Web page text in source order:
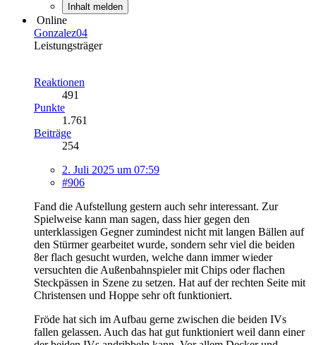
Inhalt melden
Online
Gonzalez04
Leistungsträger
Reaktionen
491
Punkte
1.761
Beiträge
254
2. Juli 2025 um 07:59
#906
Fand die Aufstellung gestern auch sehr interessant. Zur
Spielweise kann man sagen, dass hier gegen den
unterklassigen Gegner zumindest nicht mit langen Bällen auf
den Stürmer gearbeitet wurde, sondern sehr viel die beiden
8er flach gesucht wurden, welche dann immer wieder
versuchten die Außenbahnspieler mit Chips oder flachen
Steckpässen in Szene zu setzen. Hat auf der rechten Seite mit
Christensen und Hoppe sehr oft funktioniert.
Fröde hat sich im Aufbau gerne zwischen die beiden IVs
fallen gelassen. Auch das hat gut funktioniert weil dann einer